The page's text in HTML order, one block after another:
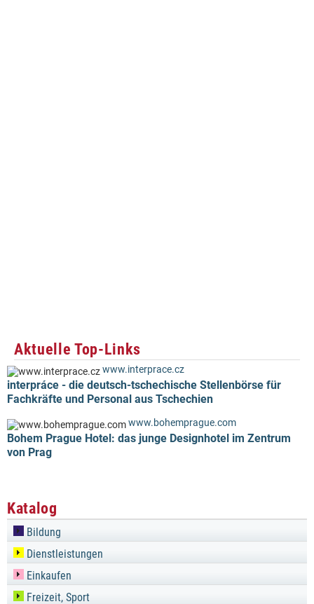
Aktuelle Top-Links
www.interprace.cz
interpráce - die deutsch-tschechische Stellenbörse für
Fachkräfte und Personal aus Tschechien
www.bohemprague.com
Bohem Prague Hotel: das junge Designhotel im Zentrum
von Prag
Katalog
Bildung
Dienstleistungen
Einkaufen
Freizeit, Sport